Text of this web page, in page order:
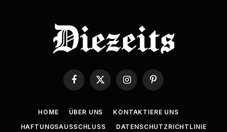
Facebook
X
InstagramPinterest
HOME ÜBER UNS
KONTAKTIERE UNS
HAFTUNGSAUSSCHLUSS
DATENSCHUTZRICHTLINIE